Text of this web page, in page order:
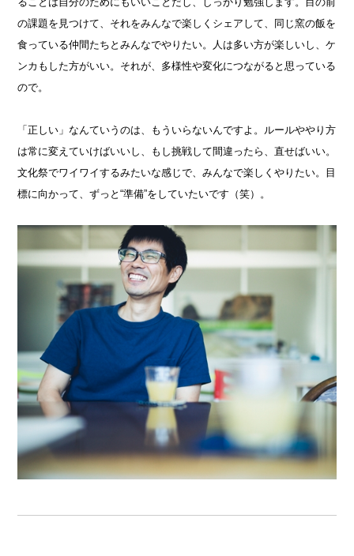
の課題を見つけて、それをみんなで楽しくシェアして、同じ窯の飯を
食っている仲間たちとみんなでやりたい。人は多い方が楽しいし、ケ
ンカもした方がいい。それが、多様性や変化につながると思っている
ので。
「正しい」なんていうのは、もういらないんですよ。ルールややり方
は常に変えていけばいいし、もし挑戦して間違ったら、直せばいい。
文化祭でワイワイするみたいな感じで、みんなで楽しくやりたい。目
標に向かって、ずっと“準備”をしていたいです（笑）。